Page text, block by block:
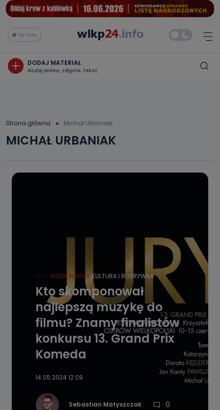
Na żywo
DODAJ MATERIAŁ
dodaj wideo, zdjęcie, tekst
Strona główna Michał Urbaniak
MICHAŁ URBANIAK
HOT WIADOMOŚCI KULTURA I ROZRYWKA
Kto skomponował
najlepszą muzykę do
filmu? Znamy finalistów
konkursu 13. Grand Prix
Komeda
14.05.2024 12:09
Sebastian Matyszczak 0